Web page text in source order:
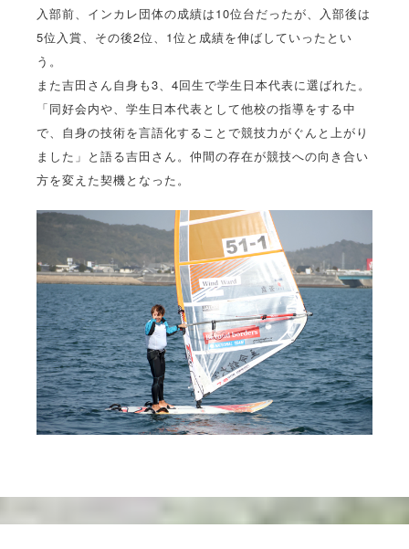
入部前、インカレ団体の成績は10位台だったが、入部後は
5位入賞、その後2位、1位と成績を伸ばしていったとい
う。
また吉田さん自身も3、4回生で学生日本代表に選ばれた。
「同好会内や、学生日本代表として他校の指導をする中
で、自身の技術を言語化することで競技力がぐんと上がり
ました」と語る吉田さん。仲間の存在が競技への向き合い
方を変えた契機となった。